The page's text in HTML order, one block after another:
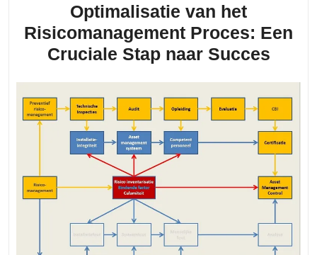
Optimalisatie van het
Risicomanagement Proces: Een
Cruciale Stap naar Succes
het
Een
Stap
naar